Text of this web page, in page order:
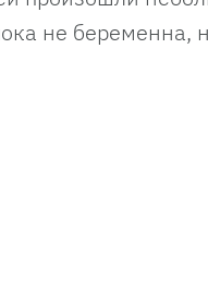
не беременна,